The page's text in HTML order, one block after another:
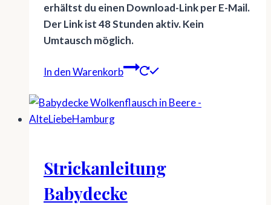
erhältst du einen Download-Link per E-Mail.
Der Link ist 48 Stunden aktiv. Kein
Umtausch möglich.
In den Warenkorb
Strickanleitung
Babydecke